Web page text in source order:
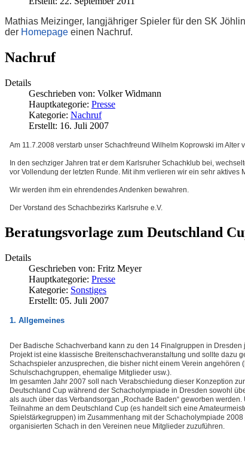
Mathias Meizinger, langjähriger Spieler für den SK
der Homepage einen Nachruf.
Nachruf
Details
Geschrieben von: Volker Widmann
Hauptkategorie: Presse
Kategorie: Nachruf
Erstellt: 16. Juli 2007
Am 11.7.2008 verstarb unser Schachfreund Wilhelm Koprowski im Alter
In den sechziger Jahren trat er dem Karlsruher Schachklub bei,
vor Vollendung der letzten Runde. Mit ihm verlieren wir ein sehr aktives
Wir werden ihm ein ehrendendes Andenken bewahren.
Der Vorstand des Schachbezirks Karlsruhe e.V.
Beratungsvorlage zum Deutschland
Details
Geschrieben von: Fritz Meyer
Hauptkategorie: Presse
Kategorie: Sonstiges
Erstellt: 05. Juli 2007
1. Allgemeines
Der Badische Schachverband kann zu den 14 Finalgruppen in
Projekt ist eine klassische Breitenschachveranstaltung und sollte dazu
Schachspieler anzusprechen, die bisher nicht einem Verein angehören
Schulschachgruppen, ehemalige Mitglieder usw.).
Im gesamten Jahr 2007 soll nach Verabschiedung dieser Konzeption
Deutschland Cup während der Schacholympiade in Dresden sowohl
als auch über das Verbandsorgan „Rochade Baden“ geworben
Teilnahme an dem Deutschland Cup (es handelt sich eine
Spielstärkegruppen) im Zusammenhang mit der Schacholympiade
organisierten Schach in den Vereinen neue Mitglieder zuzuführen.